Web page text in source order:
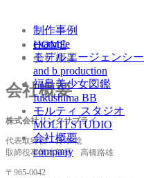
制作事例
example
モデルエージェンシー
and b production
福島美少女図鑑
fukushima BB
モルティ スタジオ
MOLTI STUDIO
会社概要
company
HOME
会社概要
会社概要
株式会社リンクサプライ
代表取締役 鈴木 稔
取締役事業本部長 高橋路雄
〒965-0042